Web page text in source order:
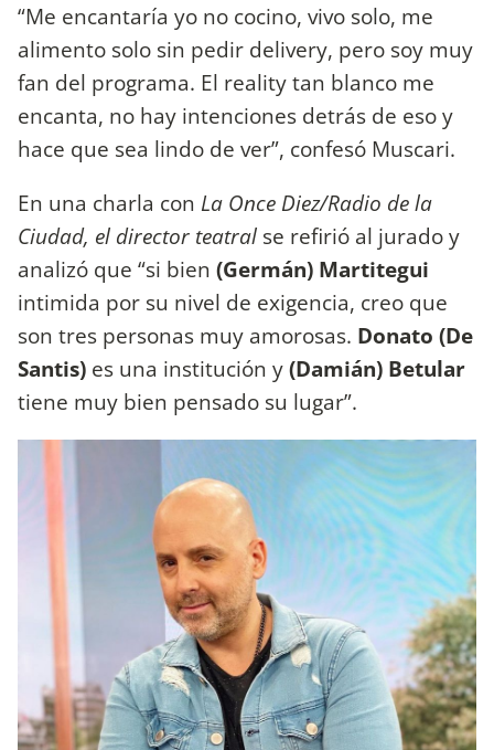
“Me encantaría yo no cocino, vivo solo, me
alimento solo sin pedir delivery, pero soy muy
fan del programa. El reality tan blanco me
encanta, no hay intenciones detrás de eso y
hace que sea lindo de ver”, confesó Muscari.
En una charla con La Once Diez/Radio de la
Ciudad, el director teatral se refirió al jurado y
analizó que “si bien (Germán) Martitegui
intimida por su nivel de exigencia, creo que
son tres personas muy amorosas. Donato (De
Santis) es una institución y(Damián) Betular
tiene muy bien pensado su lugar”.